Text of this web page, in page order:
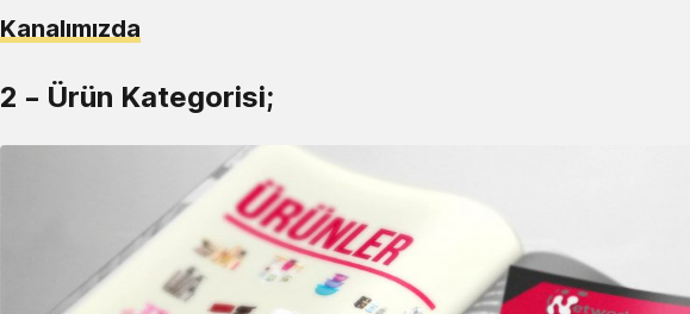
Kanalımızda
2 – Ürün Kategorisi;